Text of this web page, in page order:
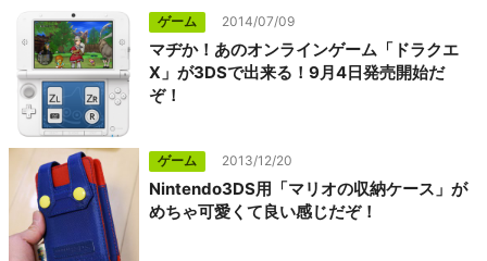
ゲーム 2014/07/09
マヂか！あのオンラインゲーム「ドラクエ
X」が3DSで出来る！9月4日発売開始だ
ぞ！
ゲーム 2013/12/20
Nintendo3DS用「マリオの収納ケース」が
めちゃ可愛くて良い感じだぞ！